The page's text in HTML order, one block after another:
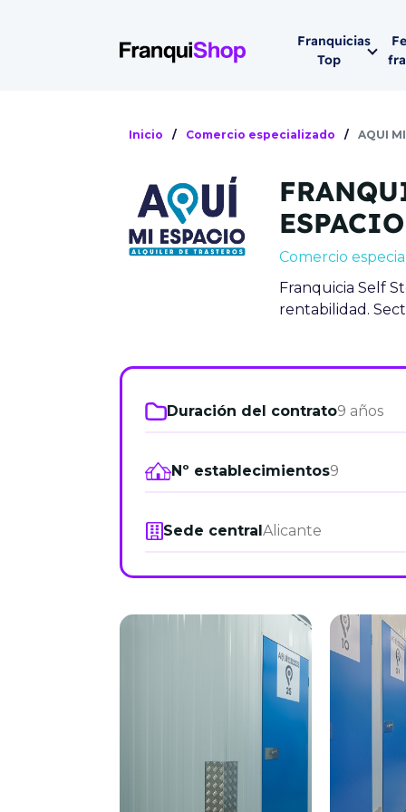
Franquicias
Top
Hostelería
Estética y
Gimnasios
08-
Madrid
08 de
Municipal
Lleva tu
Inicio / Comercio especializado / AQUI
ESPACIO
Comercio
Franquicia Self
rentabilidad.
Duración del contrato9 años
Nº establecimientos9
Sede centralAlicante